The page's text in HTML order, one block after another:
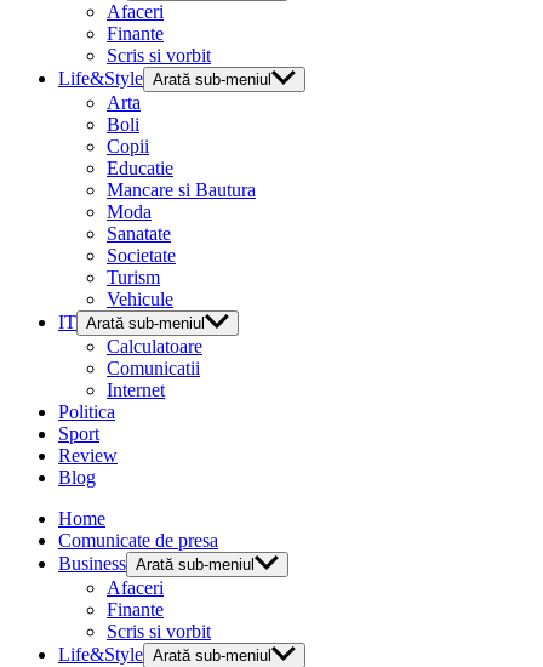
Afaceri
Finante
Scris si vorbit
Life&Style Arată sub-meniul
Arta
Boli
Copii
Educatie
Mancare si Bautura
Moda
Sanatate
Societate
Turism
Vehicule
IT Arată sub-meniul
Calculatoare
Comunicatii
Internet
Politica
Sport
Review
Blog
Home
Comunicate de presa
Business Arată sub-meniul
Afaceri
Finante
Scris si vorbit
Life&Style Arată sub-meniul